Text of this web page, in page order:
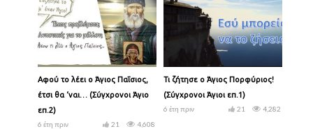
Αφού το λέει ο Άγιος Παΐσιος,
έτσι θα ‘ναι… (Σύγχρονοι Άγιο
επ.2)
6 έτη πριν
4,608
21
Τι ζήτησε ο Άγιος Πορφύριος!
(Σύγχρονοι Άγιοι επ.1)
6 έτη πριν
4,282
21